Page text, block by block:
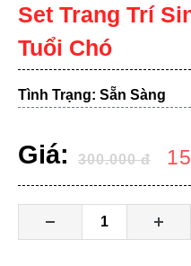
Set Trang Trí
Tuổi Chó
Tình Trạng: Sẵn Sàng
Giá: 300.000đ